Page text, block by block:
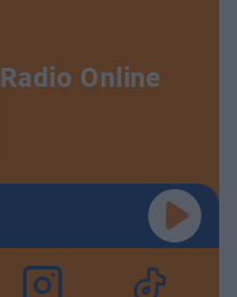
Radio Online